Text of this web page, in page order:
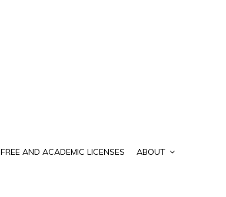
FREE AND ACADEMIC LICENSES ABOUT